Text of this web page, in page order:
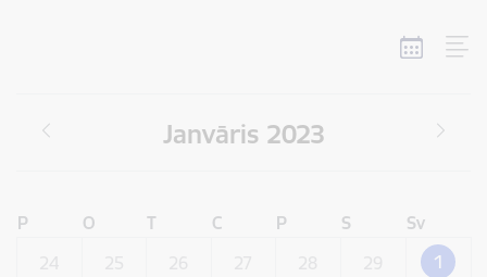
Janvāris 2023
P O T C P S
Sv
1